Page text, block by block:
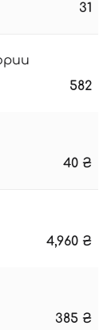
31
582
40 ₴
4,960 ₴
385 ₴